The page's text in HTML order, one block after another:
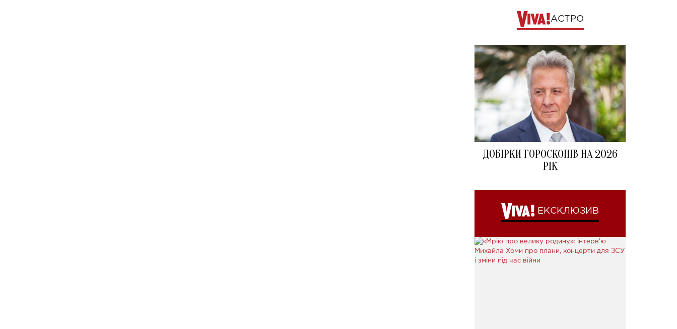
АСТРО
ДОБІРКИ ГОРОСКОПІВ НА 2026
РІК
ЕКСКЛЮЗИВ